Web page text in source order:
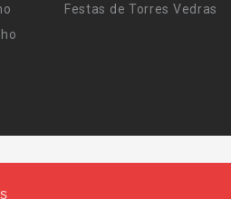
Festas de Torres Vedras